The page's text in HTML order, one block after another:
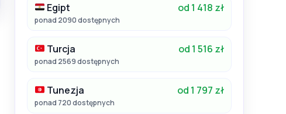
Egipt od 1 418 zł
ponad 2090 dostępnych
Turcja od 1 516 zł
ponad 2569 dostępnych
Tunezja od 1 797 zł
ponad 720 dostępnych